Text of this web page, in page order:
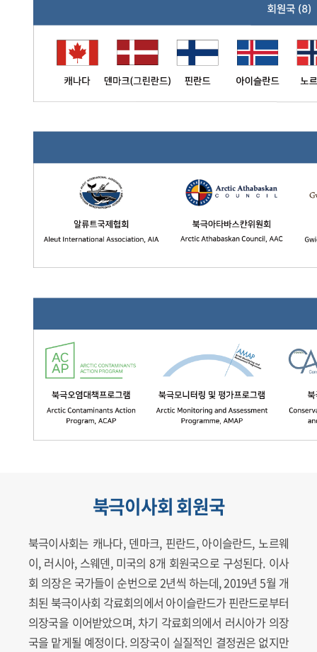
북극이사회 회원국
북극이사회는 캐나다, 덴마크, 핀란드, 아이슬란드, 노르웨
이, 러시아, 스웨덴, 미국의 8개 회원국으로 구성된다. 이사
회 의장은 국가들이 순번으로 2년씩 하는데, 2019년 5월 개
최된 북극이사회 각료회의에서 아이슬란드가 핀란드로부터
의장국을 이어받았으며, 차기 각료회의에서 러시아가 의장
국을 맡게될 예정이다. 의장국이 실질적인 결정권은 없지만